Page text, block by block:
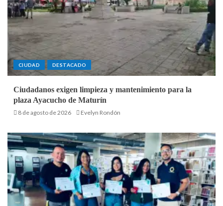
CIUDAD DESTACADO
Ciudadanos exigen limpieza y mantenimiento para la
plaza Ayacucho de Maturín
8 de agosto de 2026 Evelyn Rondón